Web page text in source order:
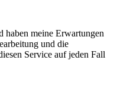
haben meine Erwartungen
und die
Service auf jeden Fall